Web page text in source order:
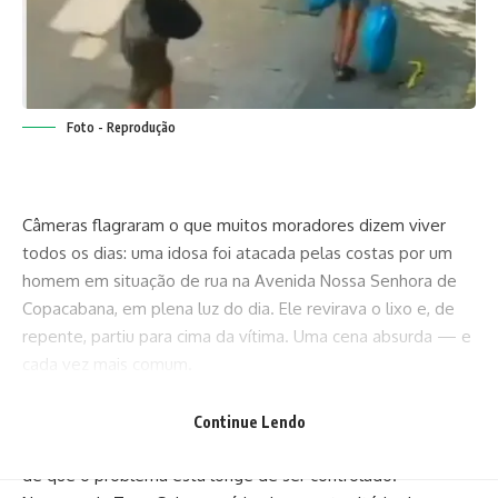
Foto - Reprodução
Câmeras flagraram o que muitos moradores dizem viver
todos os dias: uma idosa foi atacada pelas costas por um
homem em situação de rua na Avenida Nossa Senhora de
Copacabana, em plena luz do dia. Ele revirava o lixo e, de
repente, partiu para cima da vítima. Uma cena absurda — e
cada vez mais comum.
deteve o agressor, mas ele acabou solto. Resultado:
de que o problema está longe de ser controlado.
Continue Lendo